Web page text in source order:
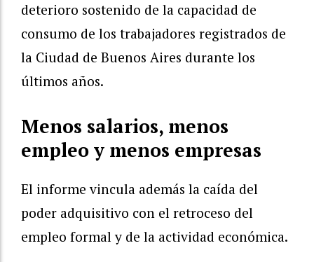
deterioro sostenido de la capacidad de
consumo de los trabajadores registrados de
la Ciudad de Buenos Aires durante los
últimos años.
Menos salarios, menos
empleo y menos empresas
El informe vincula además la caída del
poder adquisitivo con el retroceso del
empleo formal y de la actividad económica.